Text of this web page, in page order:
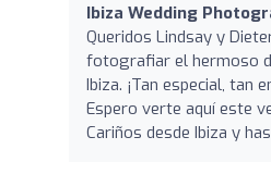
Ibiza Wedding
Queridos Lindsay y
fotografiar el hermoso
Ibiza. ¡Tan especial, tan
Espero verte aquí este
Cariños desde Ibiza y